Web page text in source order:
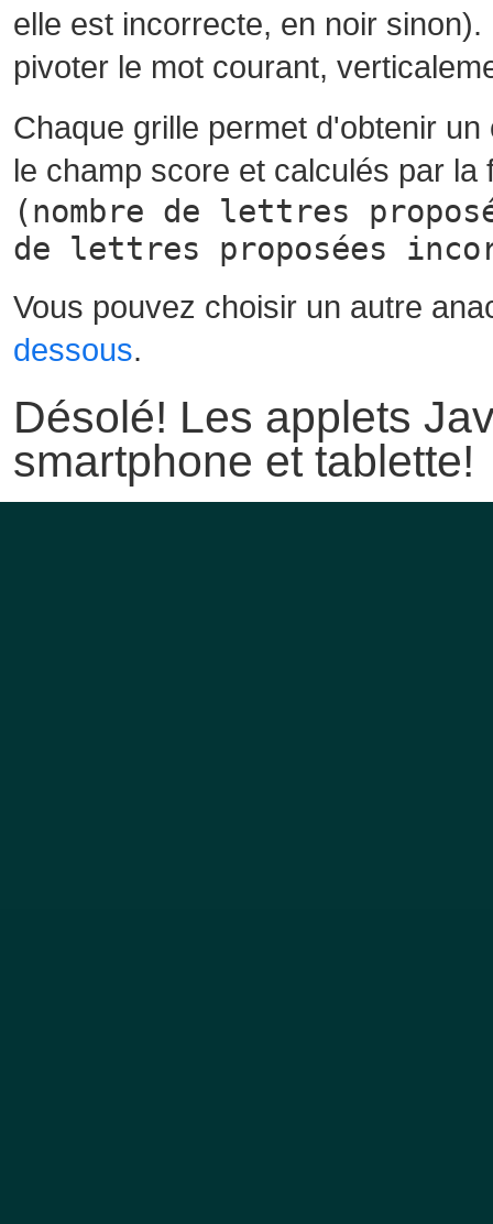
elle est incorrecte, en noir
pivoter le mot courant,
Chaque grille permet d'obtenir
le champ score et calculés par la
(nombre de lettres
de lettres proposées
Vous pouvez choisir un autre
dessous.
Désolé! Les applets
smartphone et tablette!